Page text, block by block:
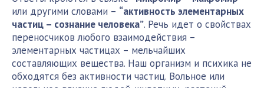
или другими словами – “активность элементарных
частиц – сознание человека”. Речь идет о свойствах
переносчиков любого взаимодействия –
элементарных частицах – мельчайших
составляющих вещества. Наш организм и психика не
обходятся без активности частиц. Вольное или